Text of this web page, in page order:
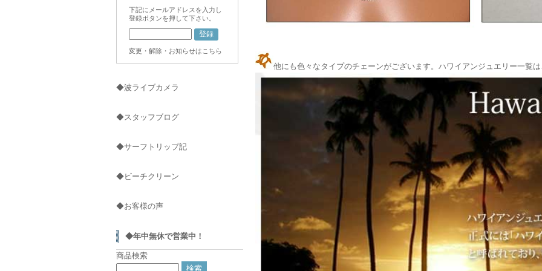
他にも色々なタイプのチェーンがございます。 ハワイアンジュエリー一覧
下記にメールアドレスを入力し
登録ボタンを押して下さい。
変更・解除・お知らせはこちら
◆波ライブカメラ
◆スタッフブログ
◆サーフトリップ記
◆ビーチクリーン
◆お客様の声
◆年中無休で営業中！
商品検索